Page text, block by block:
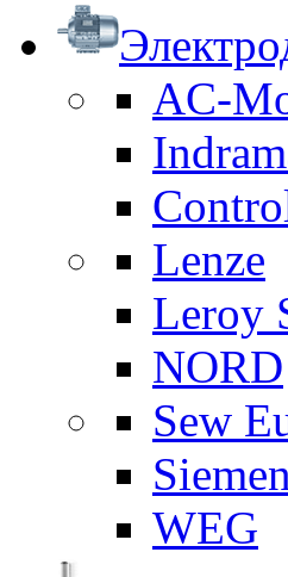
AC-
Lenze
Leroy
NORD
Sew
WEG